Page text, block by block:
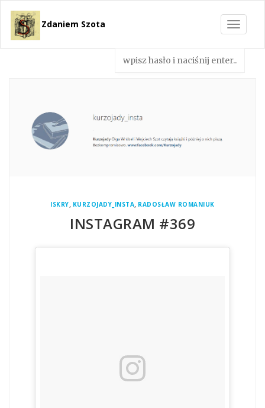
Toggle
Zdaniem Szota
ISKRY, KURZOJADY_INSTA, RADOSŁAW ROMANIUK
INSTAGRAM #369